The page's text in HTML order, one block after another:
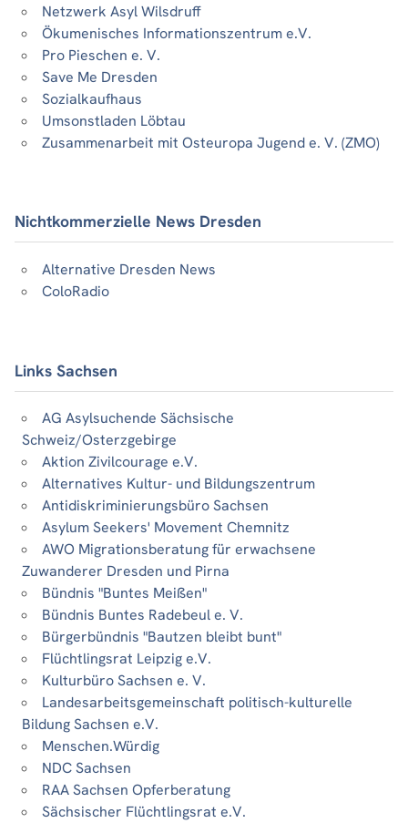
Netzwerk Asyl Wilsdruff
Ökumenisches Informationszentrum e.V.
Pro Pieschen e. V.
Save Me Dresden
Sozialkaufhaus
Umsonstladen Löbtau
Zusammenarbeit mit Osteuropa Jugend e. V. (ZMO)
Nichtkommerzielle News Dresden
Alternative Dresden News
ColoRadio
Links Sachsen
AG Asylsuchende Sächsische
Schweiz/Osterzgebirge
Aktion Zivilcourage e.V.
Alternatives Kultur- und Bildungszentrum
Antidiskriminierungsbüro Sachsen
Asylum Seekers' Movement Chemnitz
AWO Migrationsberatung für erwachsene
Zuwanderer Dresden und Pirna
Bündnis "Buntes Meißen"
Bündnis Buntes Radebeul e. V.
Bürgerbündnis "Bautzen bleibt bunt"
Flüchtlingsrat Leipzig e.V.
Kulturbüro Sachsen e. V.
Landesarbeitsgemeinschaft politisch-kulturelle
Bildung Sachsen e.V.
Menschen.Würdig
NDC Sachsen
RAA Sachsen Opferberatung
Sächsischer Flüchtlingsrat e.V.